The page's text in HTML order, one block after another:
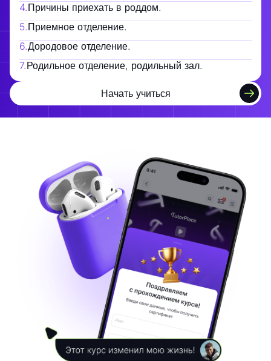
4.Причины приехать в роддом.
5.Приемное отделение.
6.Дородовое отделение.
7.Родильное отделение, родильный зал.
Начать учиться